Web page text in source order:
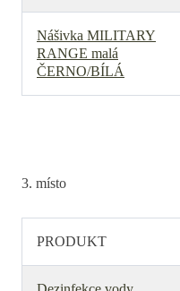
Nášivka MILITARY
RANGE malá
ČERNO/BÍLÁ
3. místo
PRODUKT